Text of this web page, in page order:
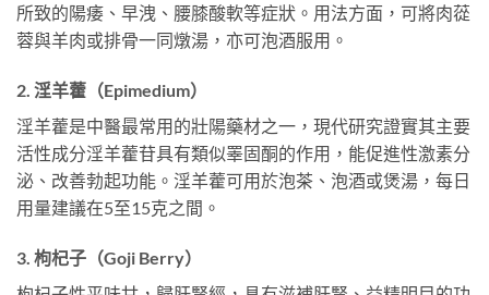
所致的陽痿、早洩、腰膝酸軟等症狀。用法方面，可將肉蓯
蓉與羊肉或排骨一同燉湯，亦可泡酒服用。
2. 淫羊藿（Epimedium）
淫羊藿是中醫最常用的壯陽藥材之一，現代研究證實其主要
活性成分淫羊藿苷具有類似睪固酮的作用，能促進性激素分
泌、改善勃起功能。淫羊藿可用於泡茶、泡酒或煲湯，每日
用量建議在5至15克之間。
3. 枸杞子（Goji Berry）